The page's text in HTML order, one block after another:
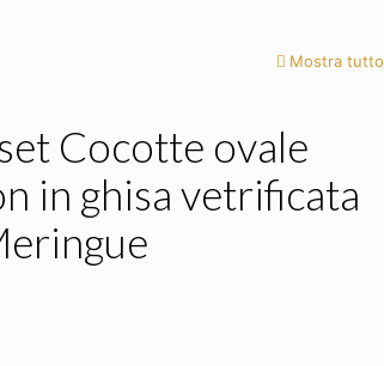
Mostra tutto
Cocotte ovale
in ghisa vetrificata